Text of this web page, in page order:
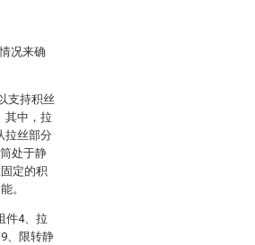
况来确
支持积丝
其中，拉
拉丝部分
处于静
定的积
。
件4、拉
、限转静